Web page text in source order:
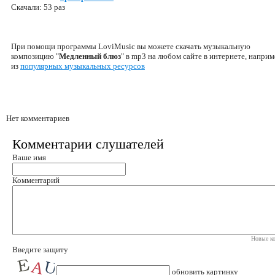
Скачали: 53 раз
При помощи программы LoviMusic вы можете скачать музыкальную
композицию "Медленный блюз" в mp3 на любом сайте в интернете,
из популярных музыкальных ресурсов
Нет комментариев
Комментарии слушателей
Ваше имя
Комментарий
Новые
Введите защиту
обновить картинку